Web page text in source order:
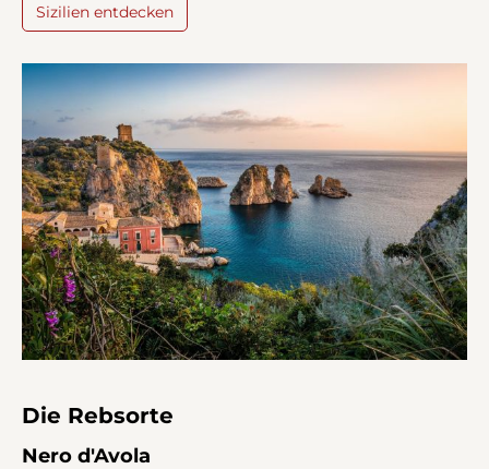
Sizilien entdecken
Die Rebsorte
Nero d'Avola